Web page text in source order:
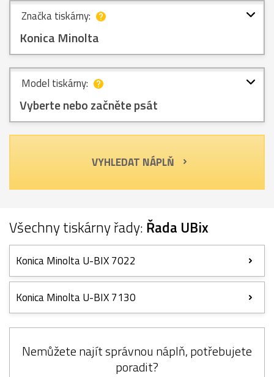
Značka tiskárny:
Konica Minolta
Model tiskárny:
Vyberte nebo začněte psát
VYHLEDAT NÁPLŇ
Všechny tiskárny řady: Řada UBix
Konica Minolta U-BIX 7022
Konica Minolta U-BIX 7130
Nemůžete najít správnou náplň, potřebujete
poradit?